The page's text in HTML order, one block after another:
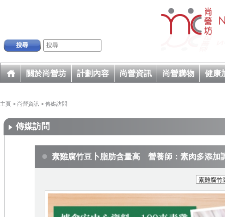
搜尋
關於尚營坊 計劃內容 尚營資訊 尚營購物 健康
主頁 > 尚營資訊 > 傳媒訪問
傳媒訪問
素雞腐竹豆卜脂肪含量高 營養師：素肉多添加